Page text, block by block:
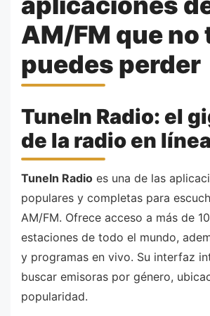
AM/FM que no
puedes perder
TuneIn Radio: el
de la radio en línea
TuneIn Radio es una de las
populares y completas para
AM/FM. Ofrece acceso a más de
estaciones de todo el mundo,
y programas en vivo. Su interfaz
buscar emisoras por género,
popularidad.